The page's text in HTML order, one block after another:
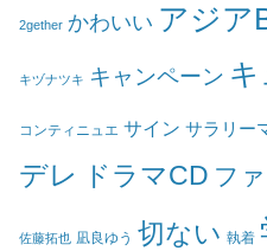
2gether かわいい アジア
キヅナツキ キャンペーン キ
コンティニュエ サイン サラリー
デレ ドラマCD フ
佐藤拓也 凪良ゆう 切ない 執着